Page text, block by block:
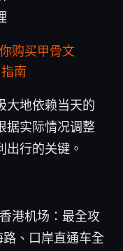
购买甲骨文
南
大地依赖当天的
据实际情况调整
出行的关键。
港机场：最全攻
、口岸直通车全